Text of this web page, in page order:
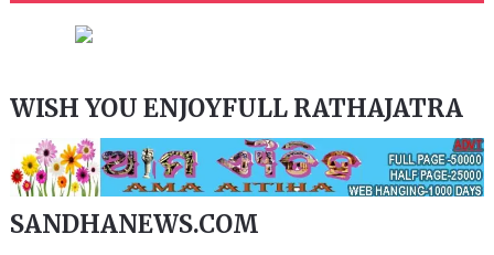
WISH YOU ENJOYFULL RATHAJATRA
SANDHANEWS.COM